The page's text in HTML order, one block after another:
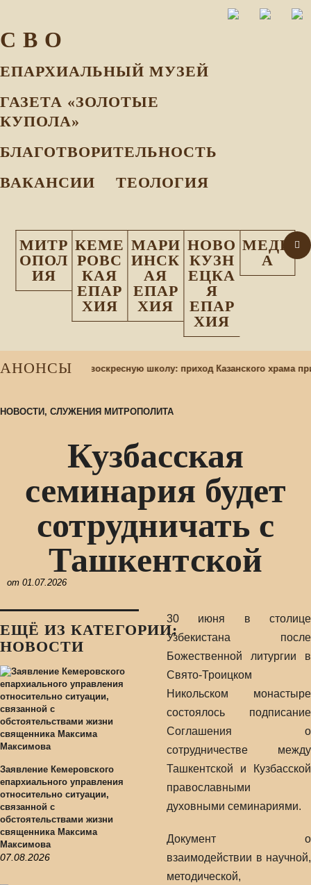
С В О
ЕПАРХИАЛЬНЫЙ МУЗEЙ
ГАЗЕТА «ЗОЛОТЫЕ
КУПОЛА»
БЛАГОТВОРИТЕЛЬНОСТЬ
ВАКАНСИИ
ТЕОЛОГИЯ
МИТР
ОПОЛ
ИЯ
КЕМЕ
РОВС
КАЯ
ЕПАР
ХИЯ
МАРИ
ИНСК
АЯ
ЕПАР
ХИЯ
НОВО
КУЗН
ЕЦКА
Я
ЕПАР
ХИЯ
МЕДИ
А
АНОНСЫ
Набор учащихся в воскресную школу: приход Казанского храма
НОВОСТИ , СЛУЖЕНИЯ МИТРОПОЛИТА
Кузбасская
семинария будет
сотрудничать с
Ташкентской
от 01.07.2026
ЕЩЁ ИЗ КАТЕГОРИИ:
НОВОСТИ
Заявление Кемеровского
епархиального управления
относительно ситуации,
связанной с
обстоятельствами жизни
священника Максима
Максимова
07.08.2026
30 июня в столице
Узбекистана после
Божественной литургии в
Свято-Троицком
Никольском монастыре
состоялось подписание
Соглашения о
сотрудничестве между
Ташкентской и Кузбасской
православными
духовными семинариями.
Документ о
взаимодействии в научной,
методической,